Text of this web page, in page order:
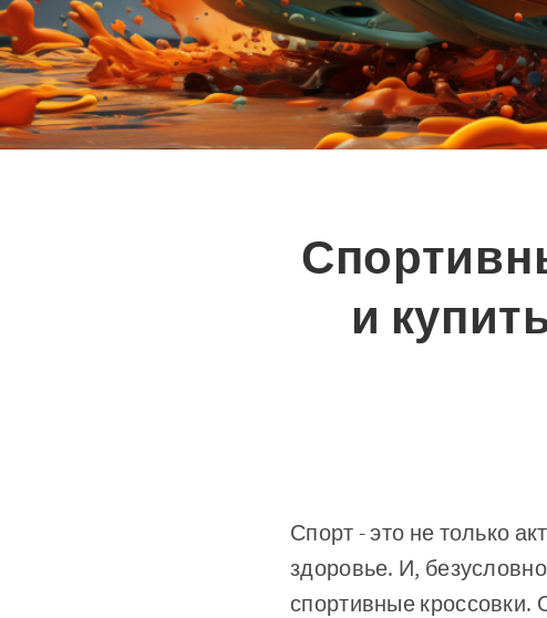
и
Спорт - это не только
здоровье. И,
спортивные